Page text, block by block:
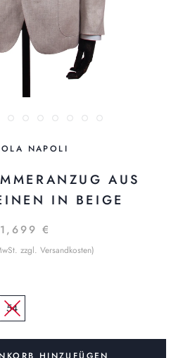
NAPOLI
AUS
IN BEIGE
1,699 €
zzgl. Versandkosten)
54